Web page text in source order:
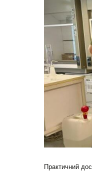
Практичний